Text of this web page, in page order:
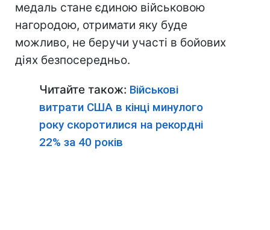
медаль стане єдиною військовою
нагородою, отримати яку буде
можливо, не беручи участі в бойових
діях безпосередньо.
Читайте також: Військові
витрати США в кінці минулого
року скоротилися на рекордні
22% за 40 років